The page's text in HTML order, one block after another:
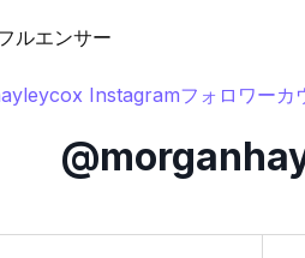
ルエンサー
Instagramフォロワーカ